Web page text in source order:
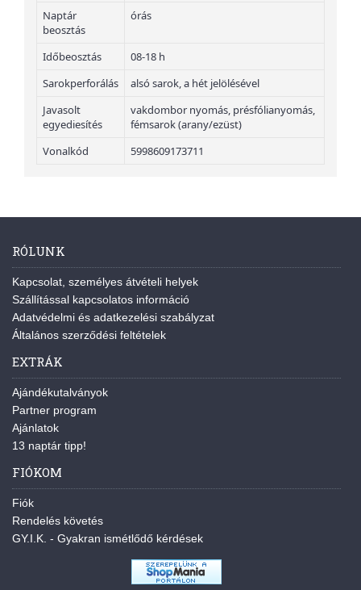
Naptár
beosztás
órás
Időbeosztás
08-18 h
Sarokperforálás
alsó sarok, a hét jelölésével
Javasolt
egyediesítés
vakdombor nyomás, présfólianyomás,
fémsarok (arany/ezüst)
Vonalkód
5998609173711
RÓLUNK
Kapcsolat, személyes átvételi helyek
Szállítással kapcsolatos információ
Adatvédelmi és adatkezelési szabályzat
Általános szerződési feltételek
EXTRÁK
Ajándékutalványok
Partner program
Ajánlatok
13 naptár tipp!
FIÓKOM
Fiók
Rendelés követés
GY.I.K. - Gyakran ismétlődő kérdések